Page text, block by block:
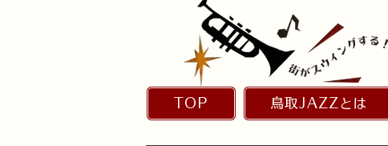
TOP 鳥取JAZZとは